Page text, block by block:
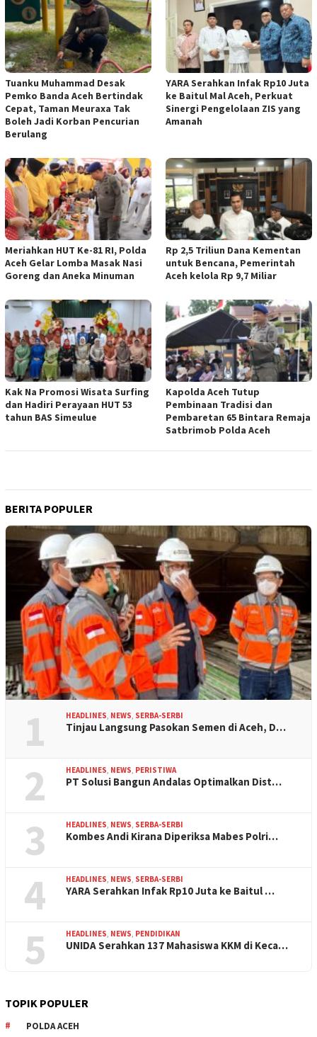
Tuanku Muhammad Desak
Pemko Banda Aceh Bertindak
Cepat, Taman Meuraxa Tak
Boleh Jadi Korban Pencurian
Berulang
YARA Serahkan Infak Rp10 Juta
ke Baitul Mal Aceh, Perkuat
Sinergi Pengelolaan ZIS yang
Amanah
Meriahkan HUT Ke-81 RI, Polda
Aceh Gelar Lomba Masak Nasi
Goreng dan Aneka Minuman
Rp 2,5 Triliun Dana Kementan
untuk Bencana, Pemerintah
Aceh kelola Rp 9,7 Miliar
Kak Na Promosi Wisata Surfing
dan Hadiri Perayaan HUT 53
tahun BAS Simeulue
Kapolda Aceh Tutup
Pembinaan Tradisi dan
Pembaretan 65 Bintara Remaja
Satbrimob Polda Aceh
BERITA POPULER
1 HEADLINES, NEWS, SERBA-SERBI
Tinjau Langsung Pasokan Semen di Aceh, D…
2 HEADLINES, NEWS, PERISTIWA
PT Solusi Bangun Andalas Optimalkan Dist…
3 HEADLINES, NEWS, SERBA-SERBI
Kombes Andi Kirana Diperiksa Mabes Polri…
4 HEADLINES, NEWS, SERBA-SERBI
YARA Serahkan Infak Rp10 Juta ke Baitul …
5 HEADLINES, NEWS, PENDIDIKAN
UNIDA Serahkan 137 Mahasiswa KKM di Keca…
TOPIK POPULER
POLDA ACEH